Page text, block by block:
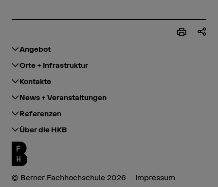
Angebot
Orte + Infrastruktur
Kontakte
News + Veranstaltungen
Referenzen
Über die HKB
© Berner Fachhochschule 2026 Impressum